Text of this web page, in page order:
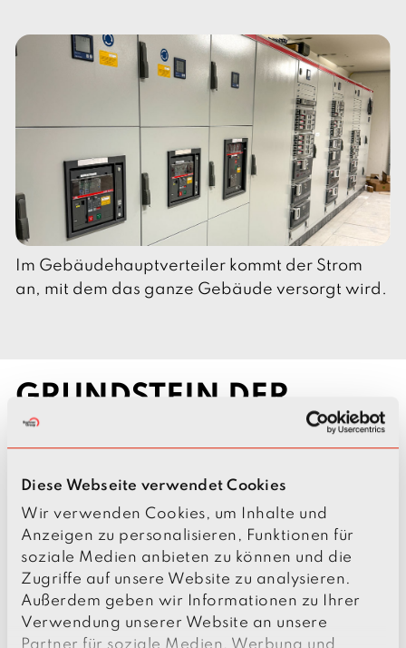
Diese Webseite verwendet Cookies
Wir verwenden Cookies, um Inhalte und
Anzeigen zu personalisieren, Funktionen für
soziale Medien anbieten zu können und die
Zugriffe auf unsere Website zu analysieren.
Außerdem geben wir Informationen zu Ihrer
Verwendung unserer Website an unsere
Im Gebäudehauptverteiler kommt der Strom
an, mit dem das ganze Gebäude versorgt wird.
GRUNDSTEIN DER
ELEKTROVERSORGUNG
Bachner ist vor allem für die Grundlagen der
elektronischen Infrastruktur verantwortlich: So
waren wir beispielsweise für den Trassenbau,
aber auch für das Auflegen der Kabel
verantwortlich, sodass andere Gewerke
weiterarbeiten konnten.
In der Nachrichtentechnik musste das Team um
Deliu zwei unterschiedliche Netzwerke